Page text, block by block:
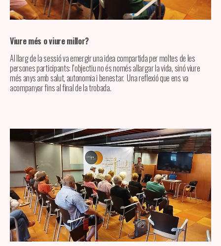
Viure més o viure millor?
Al llarg de la sessió va emergir una idea compartida per moltes de les
persones participants: l’objectiu no és només allargar la vida, sinó viure
més anys amb salut, autonomia i benestar. Una reflexió que ens va
acompanyar fins al final de la trobada.